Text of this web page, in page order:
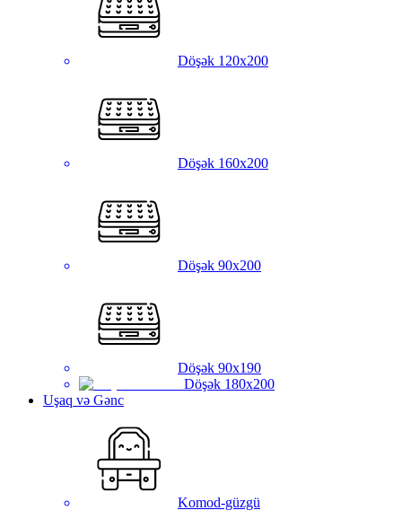
Döşək 120x200
Döşək 160x200
Döşək 90x200
Döşək 90x190
Döşək 180x200
Uşaq və Gənc
Komod-güzgü